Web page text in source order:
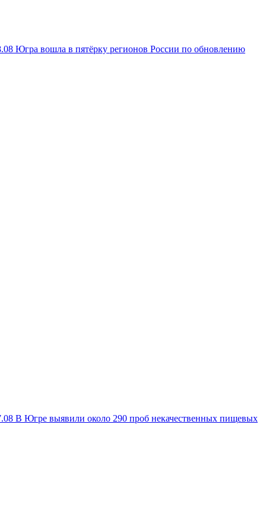
Югра вошла в пятёрку регионов России по обновлению
В Югре выявили около 290 проб некачественных пищевых